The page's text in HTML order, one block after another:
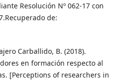
Resolución Nº 062-17 con
de:
Carballido, B. (2018).
en formación respecto al
[Perceptions of researchers in